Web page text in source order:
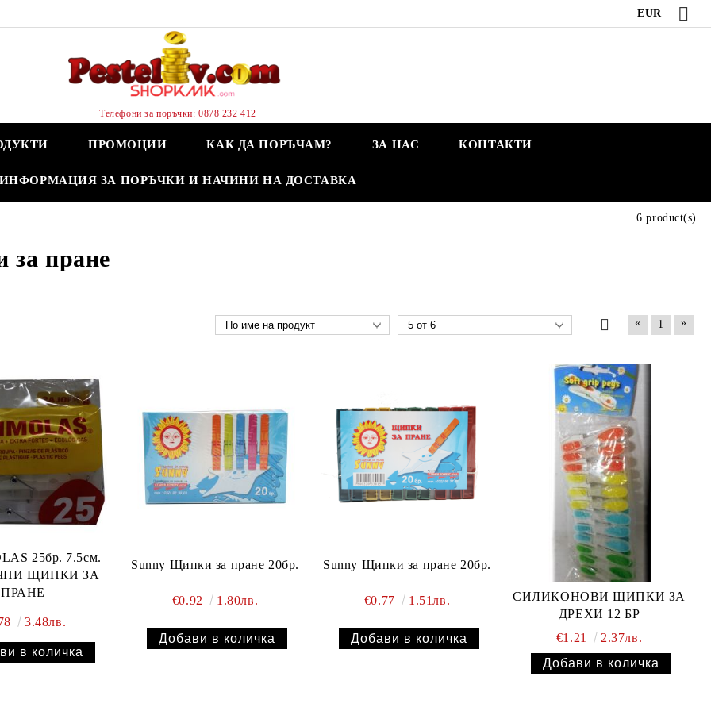
EUR
Телефони за поръчки: 0878 232 412
ПРОМОЦИИ КАК ДА ПОРЪЧАМ? ЗА НАС КОНТАКТИ
ИНФОРМАЦИЯ ЗА ПОРЪЧКИ И НАЧИНИ НА ДОСТАВКА
пране
6 product(s)
« 1 »
25бр. 7.5см.
ЩИПКИ ЗА
ПРАНЕ
3.48лв.
Sunny Щипки за пране 20бр.
€0.92 1.80лв.
Sunny Щипки за пране 20бр.
€0.77 1.51лв.
СИЛИКОНОВИ ЩИПКИ ЗА
ДРЕХИ 12 БР
€1.21
2.37лв.